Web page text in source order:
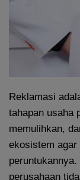
Reklamasi
tahapan usaha
memulihkan,
ekosistem agar
perusahaan